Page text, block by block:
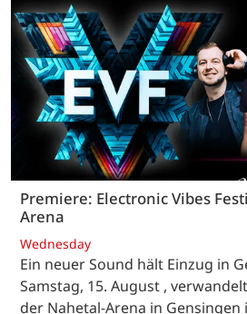
Premiere: Electronic Vibes
Arena
Wednesday
Ein neuer Sound hält Einzug in
Samstag, 15. August ,
der Nahetal-Arena in